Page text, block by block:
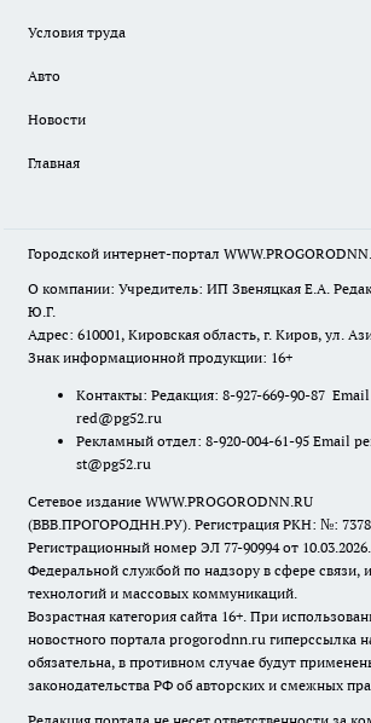
Условия труда
Авто
Новости
Главная
Городской интернет-портал
О компании: Учредитель: ИП Звеняцкая Е.А.
Ю.Г.
Адрес: 610001, Кировская область, г. Киров, ул.
Знак информационной продукции: 16+
Контакты: Редакция: 8-927-669-90-87
red@pg52.ru
Рекламный отдел: 8-920-004-61-95 Email
st@pg52.ru
Сетевое издание WWW.PROGORODNN.RU
(ВВВ.ПРОГОРОДНН.РУ). Регистрация РКН: №:
Регистрационный номер ЭЛ 77-90994 от
Федеральной службой по надзору в сфере
технологий и массовых коммуникаций.
Возрастная категория сайта 16+. При
новостного портала progorodnn.ru гиперссылка
обязательна, в противном случае будут
законодательства РФ об авторских и смежных